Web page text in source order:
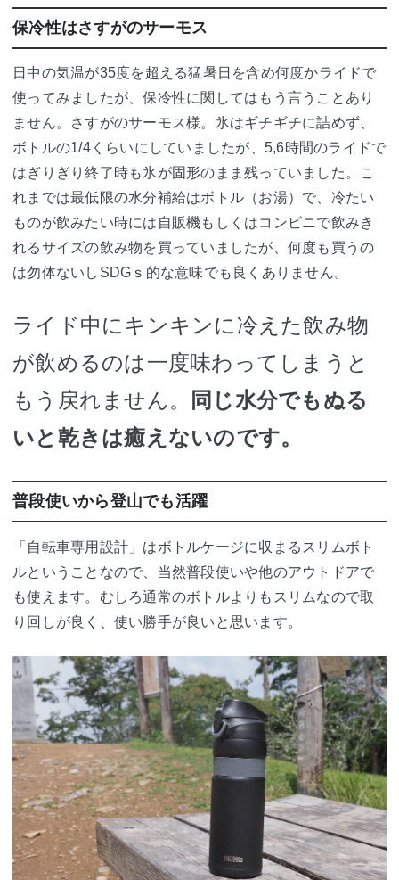
保冷性はさすがのサーモス
日中の気温が35度を超える猛暑日を含め何度かライドで
使ってみましたが、保冷性に関してはもう言うことあり
ません。さすがのサーモス様。氷はギチギチに詰めず、
ボトルの1/4くらいにしていましたが、5,6時間のライドで
はぎりぎり終了時も氷が固形のまま残っていました。こ
れまでは最低限の水分補給はボトル（お湯）で、冷たい
ものが飲みたい時には自販機もしくはコンビニで飲みき
れるサイズの飲み物を買っていましたが、何度も買うの
は勿体ないしSDGｓ的な意味でも良くありません。
ライド中にキンキンに冷えた飲み物
が飲めるのは一度味わってしまうと
もう戻れません。
同じ水分でもぬる
いと乾きは癒えないのです。
普段使いから登山でも活躍
「自転車専用設計」はボトルケージに収まるスリムボト
ルということなので、当然普段使いや他のアウトドアで
も使えます。むしろ通常のボトルよりもスリムなので取
り回しが良く、使い勝手が良いと思います。